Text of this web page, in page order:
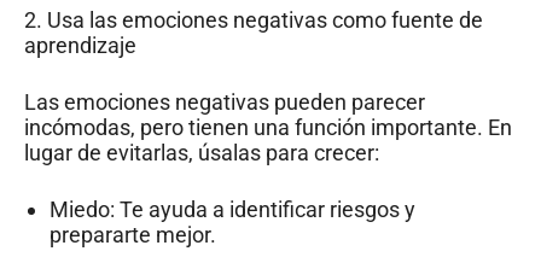
2. Usa las emociones negativas como fuente de
aprendizaje
Las emociones negativas pueden parecer
incómodas, pero tienen una función importante. En
lugar de evitarlas, úsalas para crecer:
Miedo: Te ayuda a identificar riesgos y
prepararte mejor.